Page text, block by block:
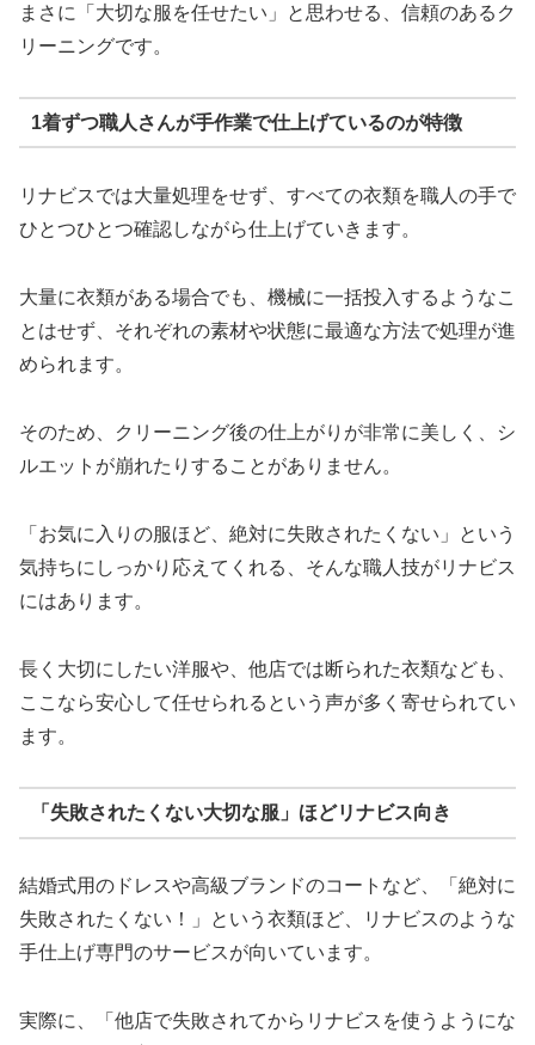
まさに「大切な服を任せたい」と思わせる、信頼のあるク
リーニングです。
1着ずつ職人さんが手作業で仕上げているのが特徴
リナビスでは大量処理をせず、すべての衣類を職人の手で
ひとつひとつ確認しながら仕上げていきます。
大量に衣類がある場合でも、機械に一括投入するようなこ
とはせず、それぞれの素材や状態に最適な方法で処理が進
められます。
そのため、クリーニング後の仕上がりが非常に美しく、シ
ルエットが崩れたりすることがありません。
「お気に入りの服ほど、絶対に失敗されたくない」という
気持ちにしっかり応えてくれる、そんな職人技がリナビス
にはあります。
長く大切にしたい洋服や、他店では断られた衣類なども、
ここなら安心して任せられるという声が多く寄せられてい
ます。
「失敗されたくない大切な服」ほどリナビス向き
結婚式用のドレスや高級ブランドのコートなど、「絶対に
失敗されたくない！」という衣類ほど、リナビスのような
手仕上げ専門のサービスが向いています。
実際に、「他店で失敗されてからリナビスを使うようにな